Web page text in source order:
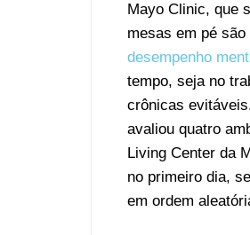
Mayo Clinic, que
mesas em pé
desempenho
tempo, seja no
crônicas
avaliou quatro
Living Center da
no primeiro dia,
em ordem